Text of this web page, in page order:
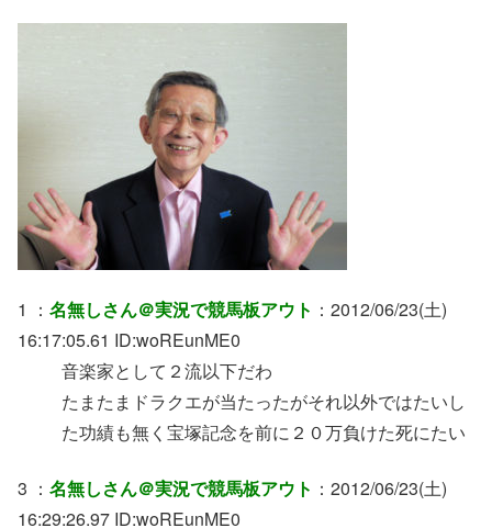
1 ： 名無しさん＠実況で競馬板アウト ：2012/06/23(土)
16:17:05.61 ID:woREunME0
音楽家として２流以下だわ
たまたまドラクエが当たったがそれ以外ではたいし
た功績も無く宝塚記念を前に２０万負けた死にたい
3 ： 名無しさん＠実況で競馬板アウト ：2012/06/23(土)
16:29:26.97 ID:woREunME0